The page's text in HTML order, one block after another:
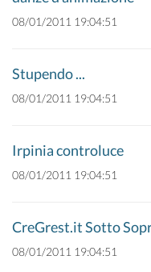
08/01/2011 19:04:51
Stupendo ...
08/01/2011 19:04:51
Irpinia controluce
08/01/2011 19:04:51
CreGrest.it Sotto
08/01/2011 19:04:51